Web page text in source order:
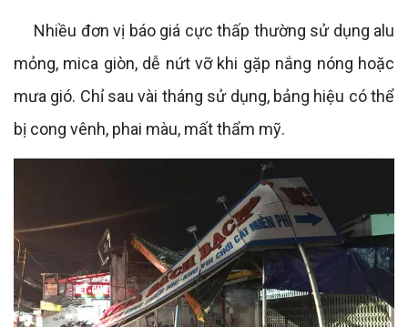
Nhiều đơn vị báo giá cực thấp thường sử dụng alu
mỏng, mica giòn, dễ nứt vỡ khi gặp nắng nóng hoặc
mưa gió. Chỉ sau vài tháng sử dụng, bảng hiệu có thể
bị cong vênh, phai màu, mất thẩm mỹ.